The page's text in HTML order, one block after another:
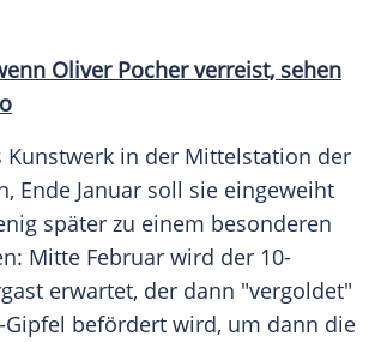
Oliver Pocherverreist, sehen
Kunstwerk in der Mittelstation der
Ende Januar soll sie eingeweiht
später zu einem besonderen
Mitte Februar wird der 10-
erwartet, der dann "vergoldet"
befördert wird, um dann die